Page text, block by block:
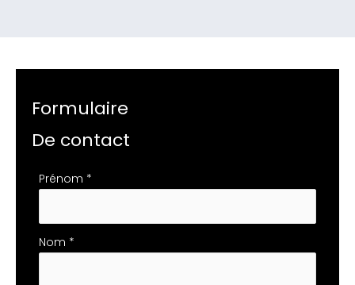
Formulaire
De contact
Formulaire
avec
téléphone
Prénom *
Nom *